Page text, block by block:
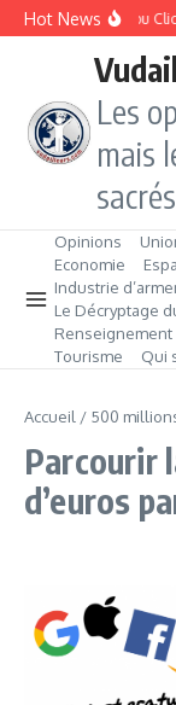
Aller au contenu
Hot NewsDrive ou
Les
mais
sacrés
Opinions
Economie
Industrie
Le Décryptage
Renseignement
Tourisme
Qui
Accueil / 500
Parcourir
d’euros